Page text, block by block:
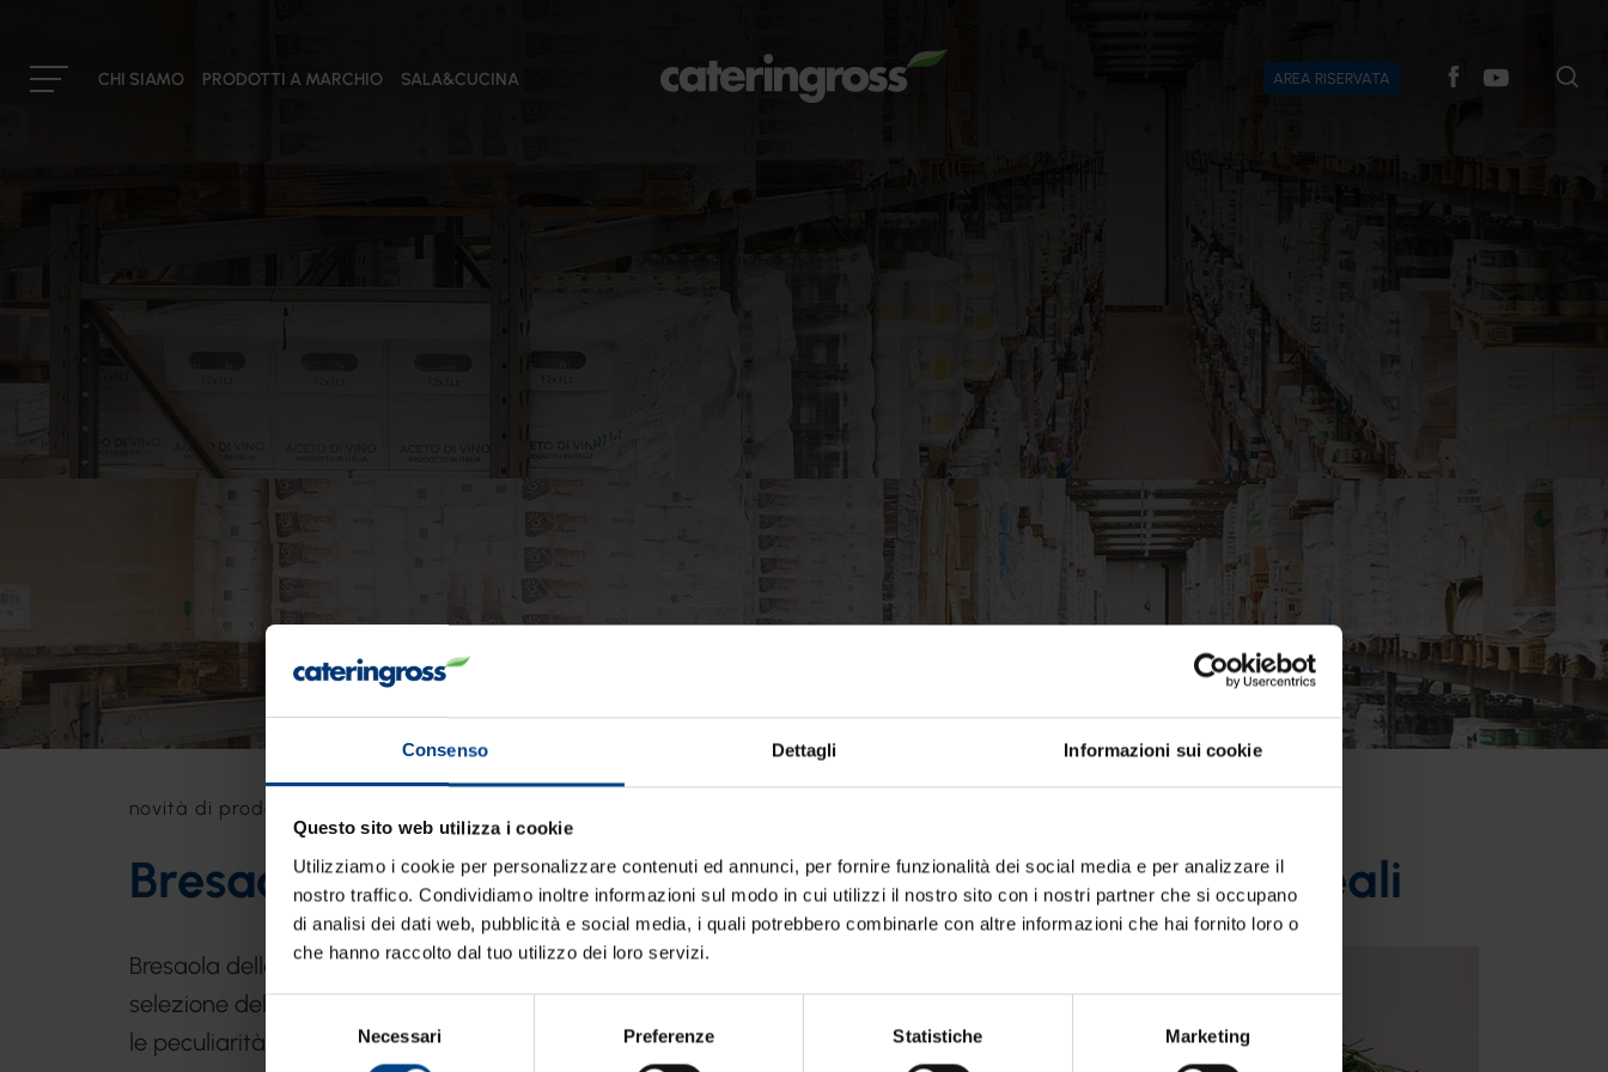
Consenso Dettagli Informazioni sui cookie
Questo sito web utilizza i cookie
Utilizziamo i cookie per personalizzare contenuti ed annunci, per fornire funzionalità dei social media e per analizzare il
nostro traffico. Condividiamo inoltre informazioni sul modo in cui utilizzi il nostro sito con i nostri partner che si occupano
di analisi dei dati web, pubblicità e social media, i quali potrebbero combinarle con altre informazioni che hai fornito loro o
che hanno raccolto dal tuo utilizzo dei loro servizi.
Selezione
Necessari Preferenze Statistiche Marketing
CHI SIAMO PRODOTTI A MARCHIO SALA&CUCINA AREA RISERVATA
novità di prodotto
Bresaola della Valtellina I.G.P. punta d’anca Salumi Reali
Bresaola della Valtellina I.G.P. punta d’anca Salumi Reali è ottenuta dalla
selezione delle migliori carni lavorate con una delicata concia che ne esalta
le peculiarità; l’aria unica di Poggiridenti – nel cuore della Valtellina -